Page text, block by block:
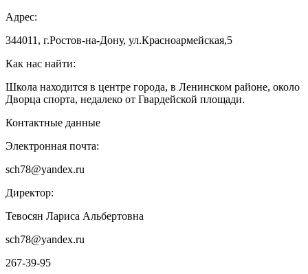
Адрес:
344011, г.Ростов-на-Дону, ул.Красноармейская,5
Как нас найти:
Школа находится в центре города, в Ленинском районе, около
Дворца спорта, недалеко от Гвардейской площади.
Контактные данные
Электронная почта:
sch78@yandex.ru
Директор:
Тевосян Лариса Альбертовна
sch78@yandex.ru
267-39-95